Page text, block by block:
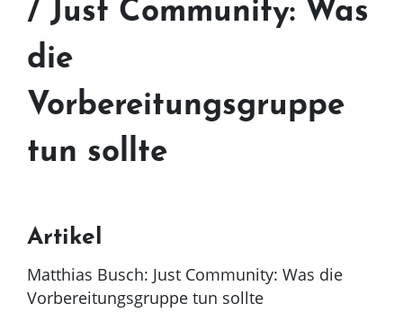
/ Just Community: Was
die
Vorbereitungsgruppe
tun sollte
Artikel
Matthias Busch: Just Community: Was die
Vorbereitungsgruppe tun sollte